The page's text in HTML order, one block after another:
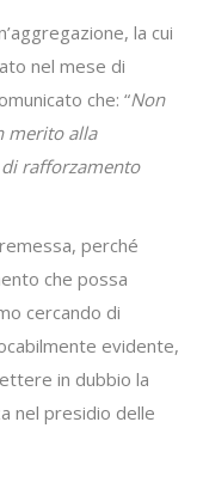
la cui
nel mese di
che: “Non
merito alla
rafforzamento
perché
che possa
cercando di
evidente,
in dubbio la
nel presidio delle